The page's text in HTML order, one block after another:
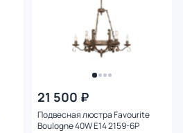
21 500 ₽
Подвесная люстра Favourite
Boulogne 40W E14 2159-6P